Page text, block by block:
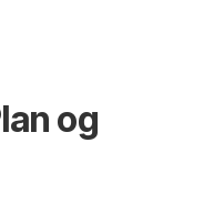
og